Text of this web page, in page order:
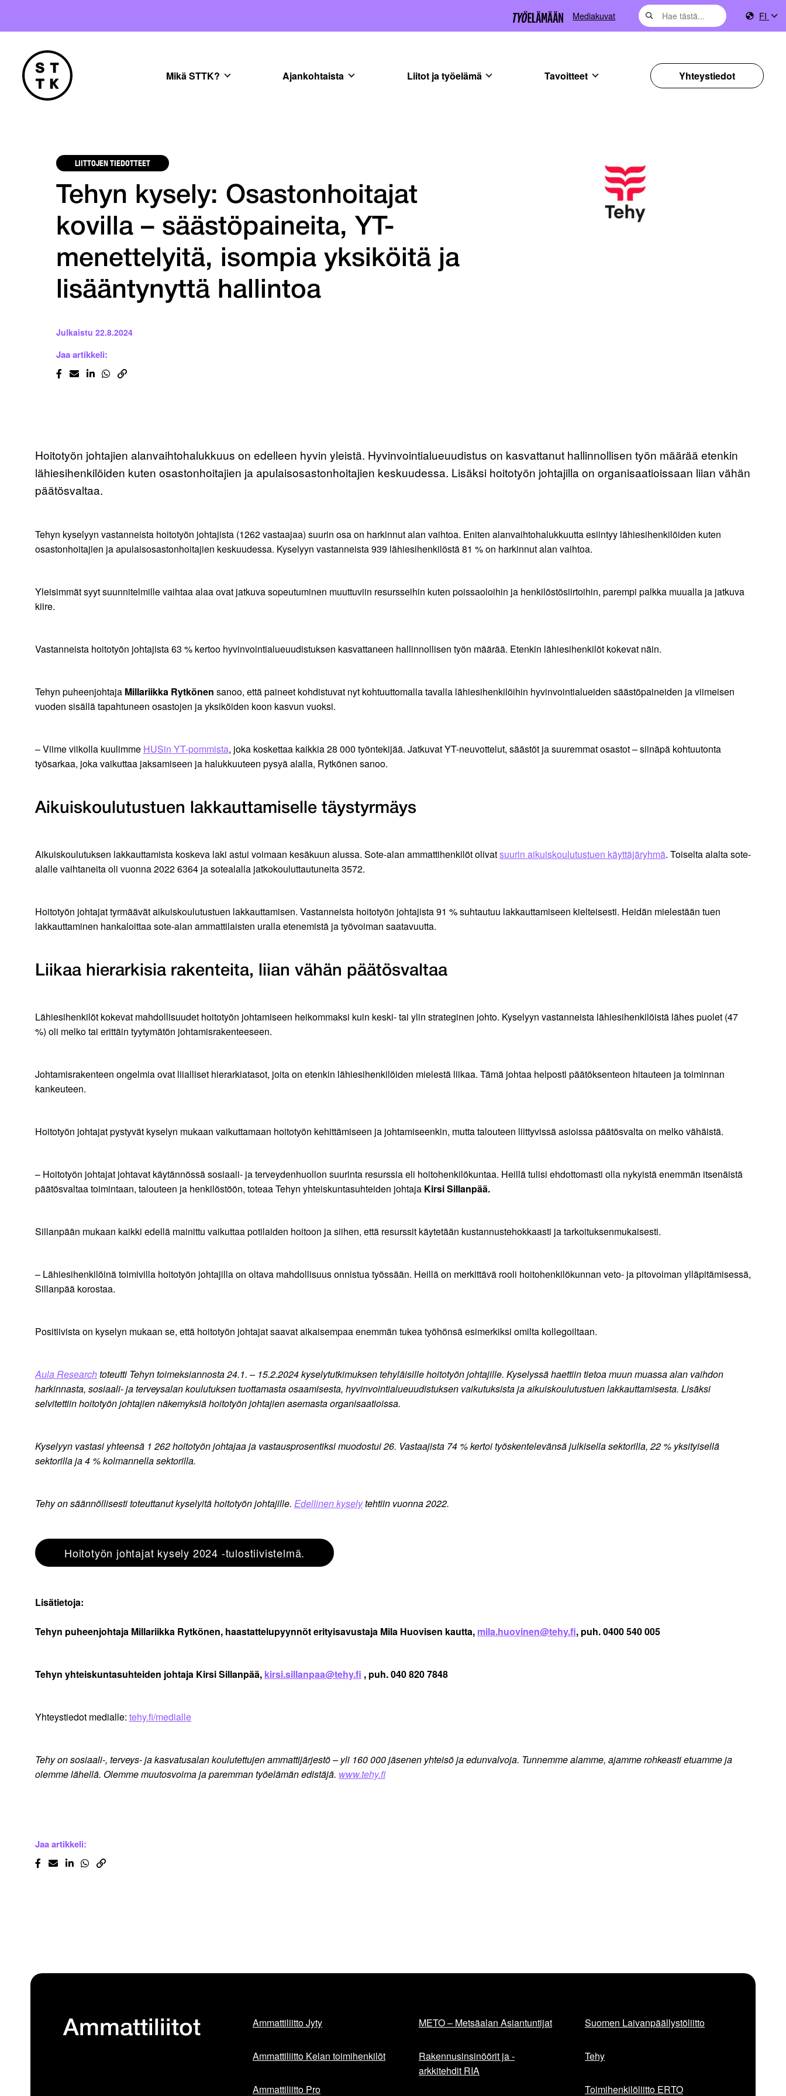
Mediakuvat FI
Mikä STTK? Ajankohtaista Liitot ja työelämä Tavoitteet Yhteystiedot
LIITTOJEN TIEDOTTEET
Tehyn kysely: Osastonhoitajat
kovilla – säästöpaineita, YT-
menettelyitä, isompia yksiköitä ja
lisääntynyttä hallintoa
Julkaistu 22.8.2024
Jaa artikkeli:
Hoitotyön johtajien alanvaihtohalukkuus on edelleen hyvin yleistä. Hyvinvointialueuudistus on kasvattanut hallinnollisen työn määrää etenkin
lähiesihenkilöiden kuten osastonhoitajien ja apulaisosastonhoitajien keskuudessa. Lisäksi hoitotyön johtajilla on organisaatioissaan liian vähän
päätösvaltaa.
Tehyn kyselyyn vastanneista hoitotyön johtajista (1262 vastaajaa) suurin osa on harkinnut alan vaihtoa. Eniten alanvaihtohalukkuutta esiintyy lähiesihenkilöiden kuten
osastonhoitajien ja apulaisosastonhoitajien keskuudessa. Kyselyyn vastanneista 939 lähiesihenkilöstä 81 % on harkinnut alan vaihtoa.
Yleisimmät syyt suunnitelmille vaihtaa alaa ovat jatkuva sopeutuminen muuttuviin resursseihin kuten poissaoloihin ja henkilöstösiirtoihin, parempi palkka muualla ja jatkuva
kiire.
Vastanneista hoitotyön johtajista 63 % kertoo hyvinvointialueuudistuksen kasvattaneen hallinnollisen työn määrää. Etenkin lähiesihenkilöt kokevat näin.
Tehyn puheenjohtaja Millariikka Rytkönen sanoo, että paineet kohdistuvat nyt kohtuuttomalla tavalla lähiesihenkilöihin hyvinvointialueiden säästöpaineiden ja viimeisen
vuoden sisällä tapahtuneen osastojen ja yksiköiden koon kasvun vuoksi.
– Viime viikolla kuulimme HUSin YT-pommista, joka koskettaa kaikkia 28 000 työntekijää. Jatkuvat YT-neuvottelut, säästöt ja suuremmat osastot – siinäpä kohtuutonta
työsarkaa, joka vaikuttaa jaksamiseen ja halukkuuteen pysyä alalla, Rytkönen sanoo.
Aikuiskoulutustuen lakkauttamiselle täystyrmäys
Aikuiskoulutuksen lakkauttamista koskeva laki astui voimaan kesäkuun alussa. Sote-alan ammattihenkilöt olivatsuurin aikuiskoulutustuen käyttäjäryhmä. Toiselta alalta sote-
alalle vaihtaneita oli vuonna 2022 6364 ja sotealalla jatkokouluttautuneita 3572.
Hoitotyön johtajat tyrmäävät aikuiskoulutustuen lakkauttamisen. Vastanneista hoitotyön johtajista 91 % suhtautuu lakkauttamiseen kielteisesti. Heidän mielestään tuen
lakkauttaminen hankaloittaa sote-alan ammattilaisten uralla etenemistä ja työvoiman saatavuutta.
Liikaa hierarkisia rakenteita, liian vähän päätösvaltaa
Lähiesihenkilöt kokevat mahdollisuudet hoitotyön johtamiseen heikommaksi kuin keski- tai ylin strateginen johto. Kyselyyn vastanneista lähiesihenkilöistä lähes puolet (47
%) oli melko tai erittäin tyytymätön johtamisrakenteeseen.
Johtamisrakenteen ongelmia ovat liialliset hierarkiatasot, joita on etenkin lähiesihenkilöiden mielestä liikaa. Tämä johtaa helposti päätöksenteon hitauteen ja toiminnan
kankeuteen.
Hoitotyön johtajat pystyvät kyselyn mukaan vaikuttamaan hoitotyön kehittämiseen ja johtamiseenkin, mutta talouteen liittyvissä asioissa päätösvalta on melko vähäistä.
– Hoitotyön johtajat johtavat käytännössä sosiaali- ja terveydenhuollon suurinta resurssia eli hoitohenkilökuntaa. Heillä tulisi ehdottomasti olla nykyistä enemmän itsenäistä
päätösvaltaa toimintaan, talouteen ja henkilöstöön, toteaa Tehyn yhteiskuntasuhteiden johtaja Kirsi Sillanpää.
Sillanpään mukaan kaikki edellä mainittu vaikuttaa potilaiden hoitoon ja siihen, että resurssit käytetään kustannustehokkaasti ja tarkoituksenmukaisesti.
– ­Lähiesihenkilöinä toimivilla hoitotyön johtajilla on oltava mahdollisuus onnistua työssään. Heillä on merkittävä rooli hoitohenkilökunnan veto- ja pitovoiman ylläpitämisessä,
Sillanpää korostaa.
Positiivista on kyselyn mukaan se, että hoitotyön johtajat saavat aikaisempaa enemmän tukea työhönsä esimerkiksi omilta kollegoiltaan.
Aula Researchtoteutti Tehyn toimeksiannosta 24.1. – 15.2.2024 kyselytutkimuksen tehyläisille hoitotyön johtajille. Kyselyssä haettiin tietoa muun muassa alan vaihdon
harkinnasta, sosiaali- ja terveysalan koulutuksen tuottamasta osaamisesta, hyvinvointialueuudistuksen vaikutuksista ja aikuiskoulutustuen lakkauttamisesta. Lisäksi
selvitettiin hoitotyön johtajien näkemyksiä hoitotyön johtajien asemasta organisaatioissa.
Kyselyyn vastasi yhteensä 1 262 hoitotyön johtajaa ja vastausprosentiksi muodostui 26. Vastaajista 74 % kertoi työskentelevänsä julkisella sektorilla, 22 % yksityisellä
sektorilla ja 4 % kolmannella sektorilla.
Tehy on säännöllisesti toteuttanut kyselyitä hoitotyön johtajille. Edellinen kyselytehtiin vuonna 2022.
Hoitotyön johtajat kysely 2024 -tulostiivistelmä.
Lisätietoja:
Tehyn puheenjohtaja Millariikka Rytkönen, haastattelupyynnöt erityisavustaja Mila Huovisen kautta, mila.huovinen@tehy.fi, puh. 0400 540 005
Tehyn yhteiskuntasuhteiden johtaja Kirsi Sillanpää, kirsi.sillanpaa@tehy.fi , puh. 040 820 7848
Yhteystiedot medialle: tehy.fi/medialle
Tehy on sosiaali-, terveys- ja kasvatusalan koulutettujen ammattijärjestö – yli 160 000 jäsenen yhteisö ja edunvalvoja. Tunnemme alamme, ajamme rohkeasti etuamme ja
olemme lähellä. Olemme muutosvoima ja paremman työelämän edistäjä. www.tehy.fi
Jaa artikkeli:
Ammattiliitot Ammattiliitto Jyty
Ammattiliitto Kelan toimihenkilöt
Ammattiliitto Pro
METO – Metsäalan Asiantuntijat
Rakennusinsinöörit ja -
arkkitehdit RIA
Suomen Laivanpäällystöliitto
Tehy
Toimihenkilöliitto ERTO